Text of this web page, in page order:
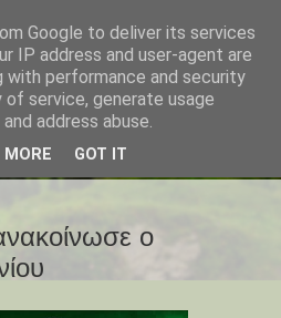
ο
Google to deliver its services
IP address and user-agent are
with performance and security
service, generate usage
address abuse.
MORE GOT IT